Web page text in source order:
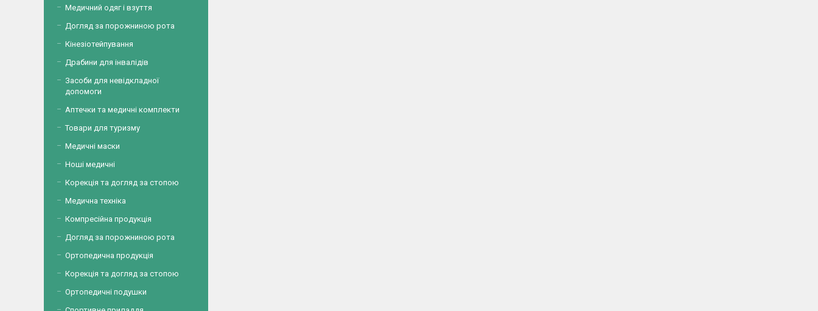
Медичний одяг і взуття
Догляд за порожниною рота
Кінезіотейпування
Драбини для інвалідів
Засоби для невідкладної
допомоги
Аптечки та медичні комплекти
Товари для туризму
Медичні маски
Ноші медичні
Корекція та догляд за стопою
Медична техніка
Компресійна продукція
Догляд за порожниною рота
Ортопедична продукція
Корекція та догляд за стопою
Ортопедичні подушки